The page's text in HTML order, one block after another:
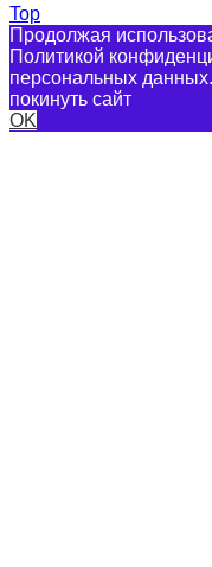
Top
Продолжая
Политикой
персональных
покинуть сайт
OK